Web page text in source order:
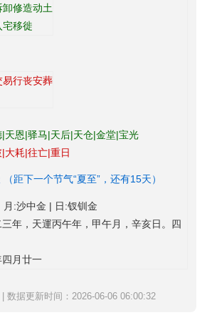
卸修造动土
宅移徙
易行丧安葬
|天恩|驿马|天后|天仓|金堂|宝光
|大耗|往亡|重日
距下一个节气“夏至”，还有15天）
月:沙中金 | 日:钗钏金
年，天運丙午年，甲午月，辛亥日。四
四月廿一
数据更新时间：2026-06-06 06:00:32